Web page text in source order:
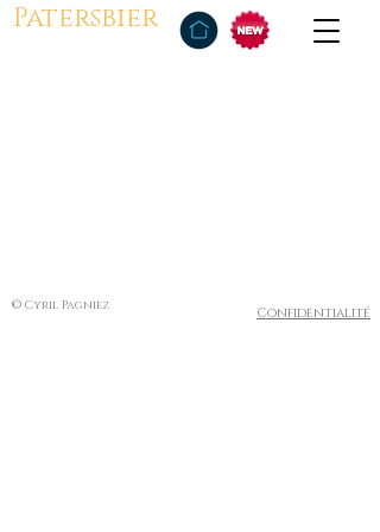
Patersbier
© Cyril Pagniez Confidentialité